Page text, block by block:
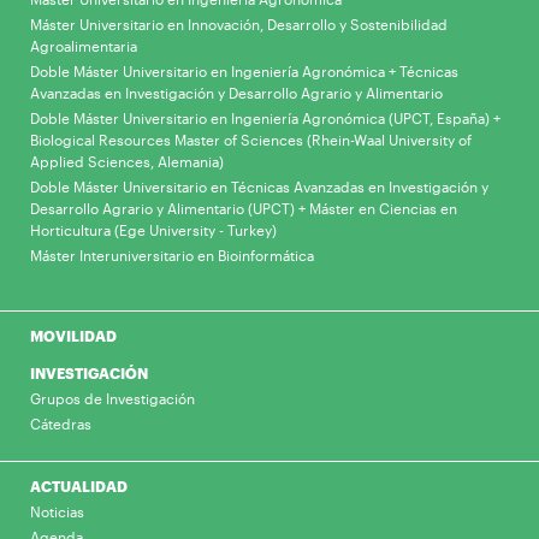
Máster Universitario en Innovación, Desarrollo y Sostenibilidad
Agroalimentaria
Doble Máster Universitario en Ingeniería Agronómica + Técnicas
Avanzadas en Investigación y Desarrollo Agrario y Alimentario
Doble Máster Universitario en Ingeniería Agronómica (UPCT, España) +
Biological Resources Master of Sciences (Rhein-Waal University of
Applied Sciences, Alemania)
Doble Máster Universitario en Técnicas Avanzadas en Investigación y
Desarrollo Agrario y Alimentario (UPCT) + Máster en Ciencias en
Horticultura (Ege University - Turkey)
Máster Interuniversitario en Bioinformática
MOVILIDAD
INVESTIGACIÓN
Grupos de Investigación
Cátedras
ACTUALIDAD
Noticias